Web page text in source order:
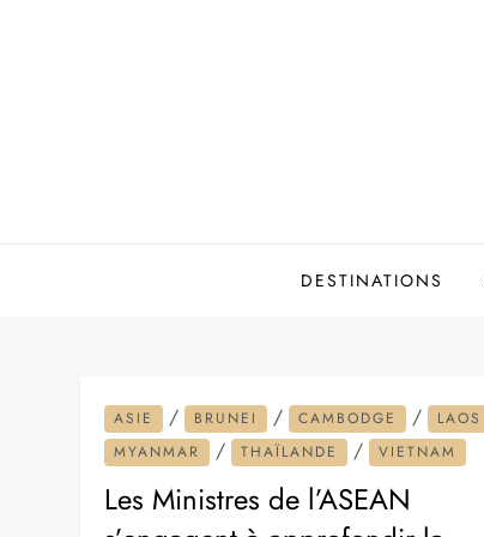
DESTINATIONS
ASIE / BRUNEI / CAMBODGE / LAOS
MYANMAR / THAÏLANDE / VIETNAM
Les Ministres de l’ASEAN